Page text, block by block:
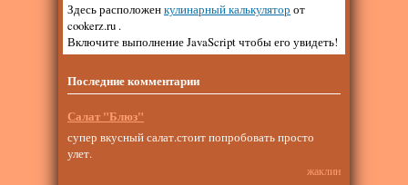
Здесь расположенкулинарный калькулятор от
cookerz.ru .
Включите выполнение JavaScript чтобы его увидеть!
Последние комментарии
Салат "Блюз"
супер вкусный салат.стоит попробовать просто
улет.
жаклин